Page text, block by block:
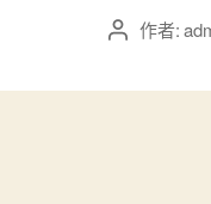
文 作者: